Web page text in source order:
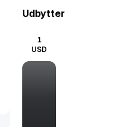
udklædning, leg med
indendørs og
sæsonbestemte og
hverdagkostumer til
aktivitetslegetøj; junior
Udbytter
1
USD